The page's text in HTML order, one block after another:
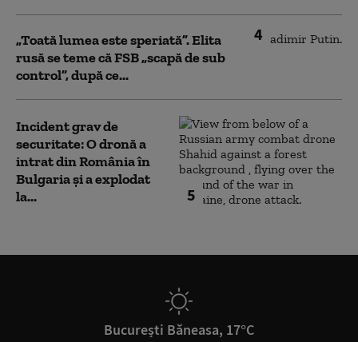
4
„Toată lumea este speriată”. Elita
rusă se teme că FSB „scapă de sub
control”, după ce...
5
Incident grav de
securitate: O dronă a
intrat din România în
Bulgaria şi a explodat
la...
București Băneasa, 17°C